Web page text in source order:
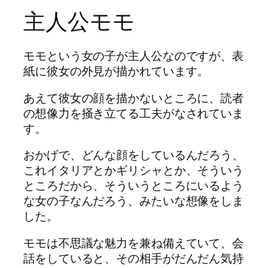
主人公モモ
モモという女の子が主人公なのですが、表
紙に彼女の外見が描かれています。
あえて彼女の顔を描かないところに、読者
の想像力を掻き立てる工夫がなされていま
す。
おかげで、どんな顔をしているんだろう、
これイタリアとかギリシャとか、そういう
ところだから、そういうところにいるよう
な女の子なんだろう、みたいな想像をしま
した。
モモは不思議な魅力を兼ね備えていて、会
話をしていると、その相手がだんだん気持